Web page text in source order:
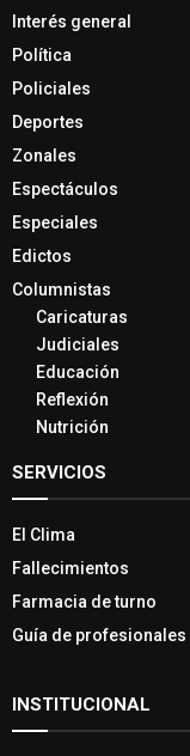
Interés general
Política
Policiales
Deportes
Zonales
Espectáculos
Especiales
Edictos
Columnistas
Caricaturas
Judiciales
Educación
Reflexión
Nutrición
SERVICIOS
El Clima
Fallecimientos
Farmacia de turno
Guía de profesionales
INSTITUCIONAL